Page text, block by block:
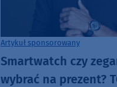
Artykuł sponsorowany
Smartwatch czy
wybrać na prezent?